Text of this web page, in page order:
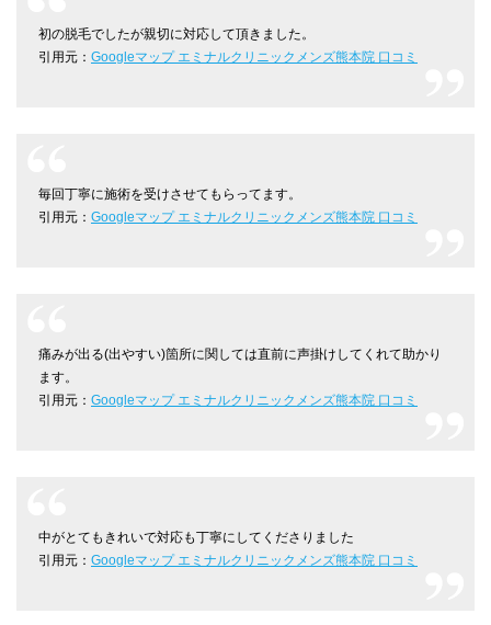
初の脱毛でしたが親切に対応して頂きました。
引用元： Googleマップ エミナルクリニックメンズ熊本院 口コミ
毎回丁寧に施術を受けさせてもらってます。
引用元： Googleマップ エミナルクリニックメンズ熊本院 口コミ
痛みが出る(出やすい)箇所に関しては直前に声掛けしてくれて助かり
ます。
引用元： Googleマップ エミナルクリニックメンズ熊本院 口コミ
中がとてもきれいで対応も丁寧にしてくださりました
引用元： Googleマップ エミナルクリニックメンズ熊本院 口コミ